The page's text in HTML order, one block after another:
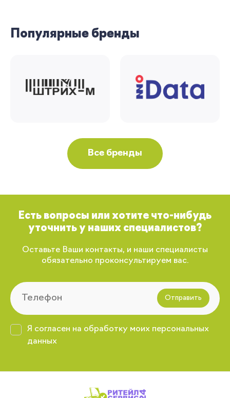
Популярные бренды
Все бренды
Есть вопросы или хотите что-нибудь
уточнить у наших специалистов?
Оставьте Ваши контакты, и наши специалисты
обязательно проконсультируем вас.
Отправить
Я согласен на обработку моих персональных
данных